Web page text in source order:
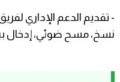
- تقديم الدعم الإداري
نسخ، مسح ضوئي، إدخال